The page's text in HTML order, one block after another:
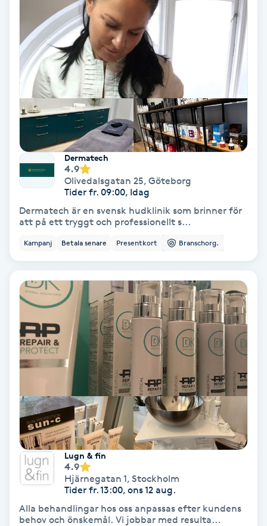
IPL hårborttagning
IR-massage
Japansk massage
K18
Katun fransar
Kemisk peeling
Keratinbehandling
Kinesisk medicin
Klangmassage
Klippning
Klippning & Slingor
Klippning ungdom
Dermatech
4.9
Olivedalsgatan 25, Göteborg
Tider fr. 09:00, Idag
Dermatech är en svensk hudklinik som brinner för
att på ett tryggt och professionellt s...
Kampanj Betala senare Presentkort Branschorg.
Lugn & fin
4.9
Hjärnegatan 1, Stockholm
Tider fr. 13:00, ons 12 aug.
Alla behandlingar hos oss anpassas efter kundens
behov och önskemål. Vi jobbar med resulta...